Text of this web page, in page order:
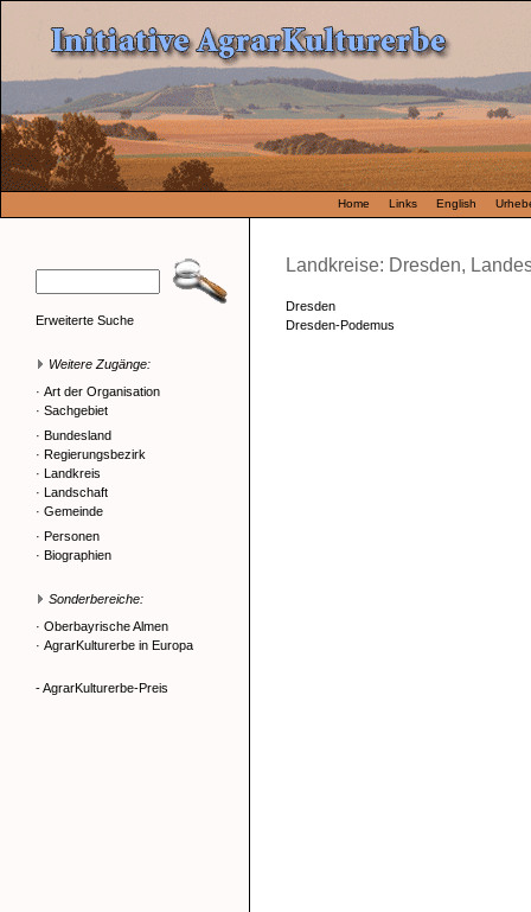
Home Links English
Erweiterte Suche
Weitere Zugänge:
· Art der Organisation
· Sachgebiet
· Bundesland
· Regierungsbezirk
· Landkreis
· Landschaft
· Gemeinde
· Personen
· Biographien
Sonderbereiche:
· Oberbayrische Almen
· AgrarKulturerbe in Europa
- AgrarKulturerbe-Preis
Landkreise: Dresden,
Dresden
Dresden-Podemus